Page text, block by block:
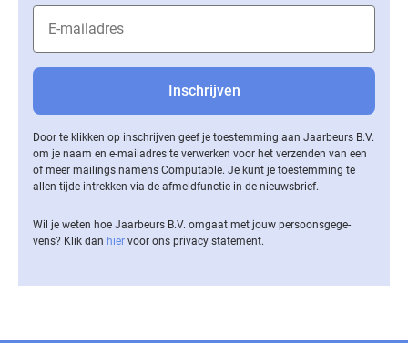
Door te klikken op inschrijven geef je toestemming aan Jaarbeurs B.V.
om je naam en e-mailadres te verwerken voor het verzenden van een
of meer mailings namens Computable. Je kunt je toestemming te
allen tijde intrekken via de af­meld­func­tie in de nieuwsbrief.
Wil je weten hoe Jaarbeurs B.V. omgaat met jouw per­soons­ge­ge­
vens? Klik dan hier voor ons privacy statement.